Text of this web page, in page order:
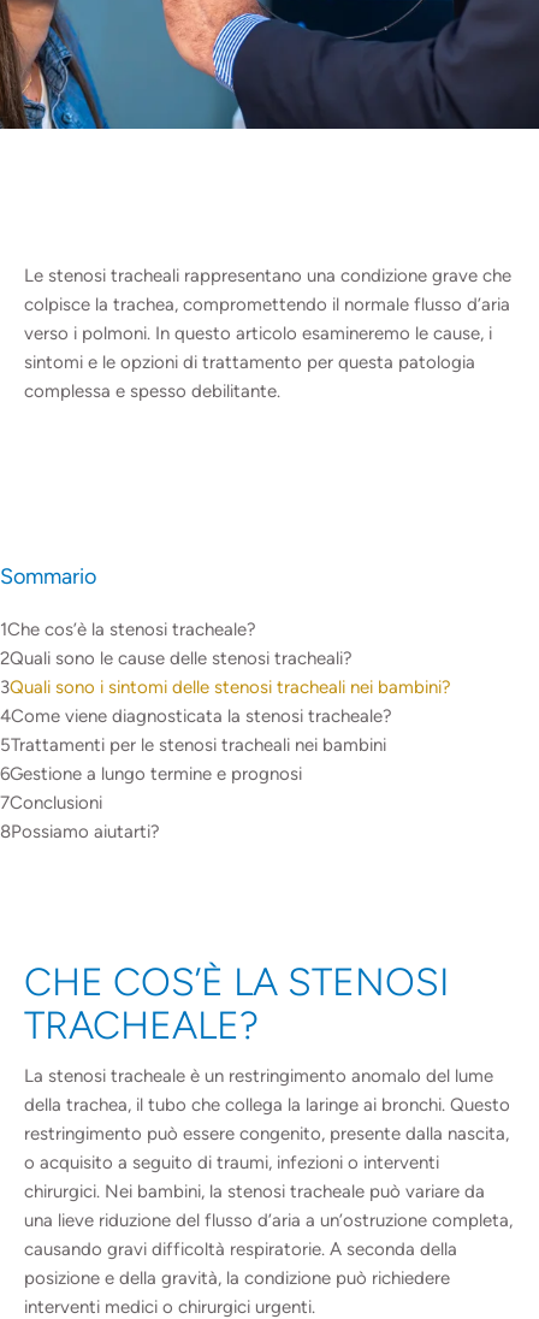
Le stenosi tracheali rappresentano una condizione grave che
colpisce la trachea, compromettendo il normale flusso d’aria
verso i polmoni. In questo articolo esamineremo le cause, i
sintomi e le opzioni di trattamento per questa patologia
complessa e spesso debilitante.
Sommario
Che cos’è la stenosi tracheale?
Quali sono le cause delle stenosi tracheali?
Quali sono i sintomi delle stenosi tracheali nei bambini?
Come viene diagnosticata la stenosi tracheale?
Trattamenti per le stenosi tracheali nei bambini
Gestione a lungo termine e prognosi
Conclusioni
Possiamo aiutarti?
CHE COS’È LA STENOSI
TRACHEALE?
La stenosi tracheale è un restringimento anomalo del lume
della trachea, il tubo che collega la laringe ai bronchi. Questo
restringimento può essere congenito, presente dalla nascita,
o acquisito a seguito di traumi, infezioni o interventi
chirurgici. Nei bambini, la stenosi tracheale può variare da
una lieve riduzione del flusso d’aria a un’ostruzione completa,
causando gravi difficoltà respiratorie. A seconda della
posizione e della gravità, la condizione può richiedere
interventi medici o chirurgici urgenti.